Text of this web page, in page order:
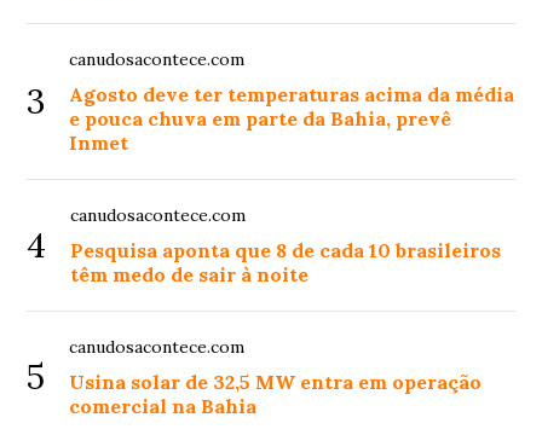
3
canudosacontece.com
Agosto deve ter temperaturas acima da média
e pouca chuva em parte da Bahia, prevê
Inmet
4
canudosacontece.com
Pesquisa aponta que 8 de cada 10 brasileiros
têm medo de sair à noite
5
canudosacontece.com
Usina solar de 32,5 MW entra em operação
comercial na Bahia